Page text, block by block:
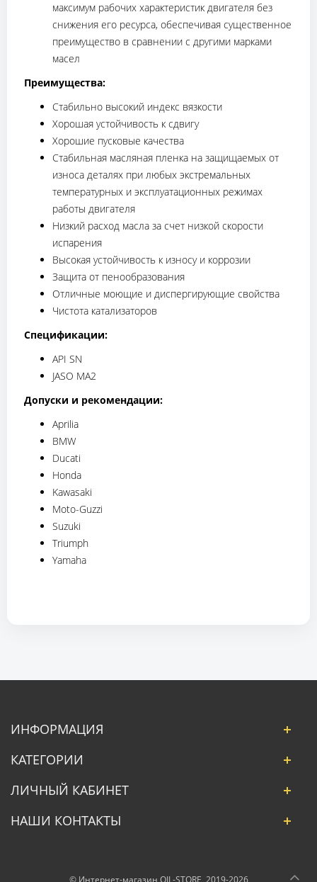
максимум рабочих характеристик двигателя без
снижения его ресурса, обеспечивая существенное
преимущество в сравнении с другими марками
масел
Преимущества:
Стабильно высокий индекс вязкости
Хорошая устойчивость к сдвигу
Хорошие пусковые качества
Стабильная масляная пленка на защищаемых от
износа деталях при любых экстремальных
температурных и эксплуатационных режимах
работы двигателя
Низкий расход масла за счет низкой скорости
испарения
Высокая устойчивость к износу и коррозии
Защита от пенообразования
Отличные моющие и диспергирующие свойства
Чистота катализаторов
Спецификации:
API SN
JASO MA2
Допуски и рекомендации:
Aprilia
BMW
Ducati
Honda
Kawasaki
Moto-Guzzi
Suzuki
Triumph
Yamaha
ИНФОРМАЦИЯ
КАТЕГОРИИ
ЛИЧНЫЙ КАБИНЕТ
НАШИ КОНТАКТЫ